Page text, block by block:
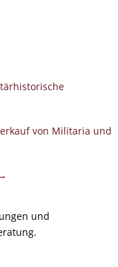
von Militaria und
und